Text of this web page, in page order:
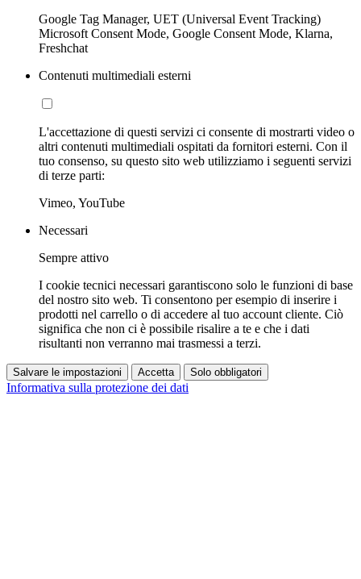
Google Tag Manager, UET (Universal Event Tracking)
Microsoft Consent Mode, Google Consent Mode, Klarna,
Freshchat
Contenuti multimediali esterni
L'accettazione di questi servizi ci consente di mostrarti video o
altri contenuti multimediali ospitati da fornitori esterni. Con il
tuo consenso, su questo sito web utilizziamo i seguenti servizi
di terze parti:
Vimeo, YouTube
Necessari
Sempre attivo
I cookie tecnici necessari garantiscono solo le funzioni di base
del nostro sito web. Ti consentono per esempio di inserire i
prodotti nel carrello o di accedere al tuo account cliente. Ciò
significa che non ci è possibile risalire a te e che i dati
risultanti non verranno mai trasmessi a terzi.
Salvare le impostazioni Accetta Solo obbligatori
Informativa sulla protezione dei dati